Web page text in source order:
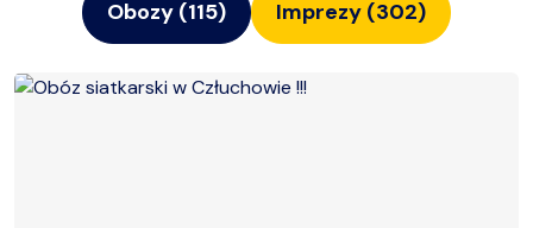
Obozy (115) Imprezy (302)